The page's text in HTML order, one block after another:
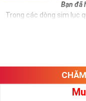
Bạn đã
Trong các dòng sim lục
đẳng cấp cũng như vị